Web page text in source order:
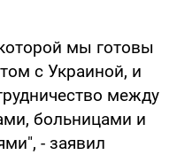
мы готовы
с Украиной, и
между
больницами и
- заявил